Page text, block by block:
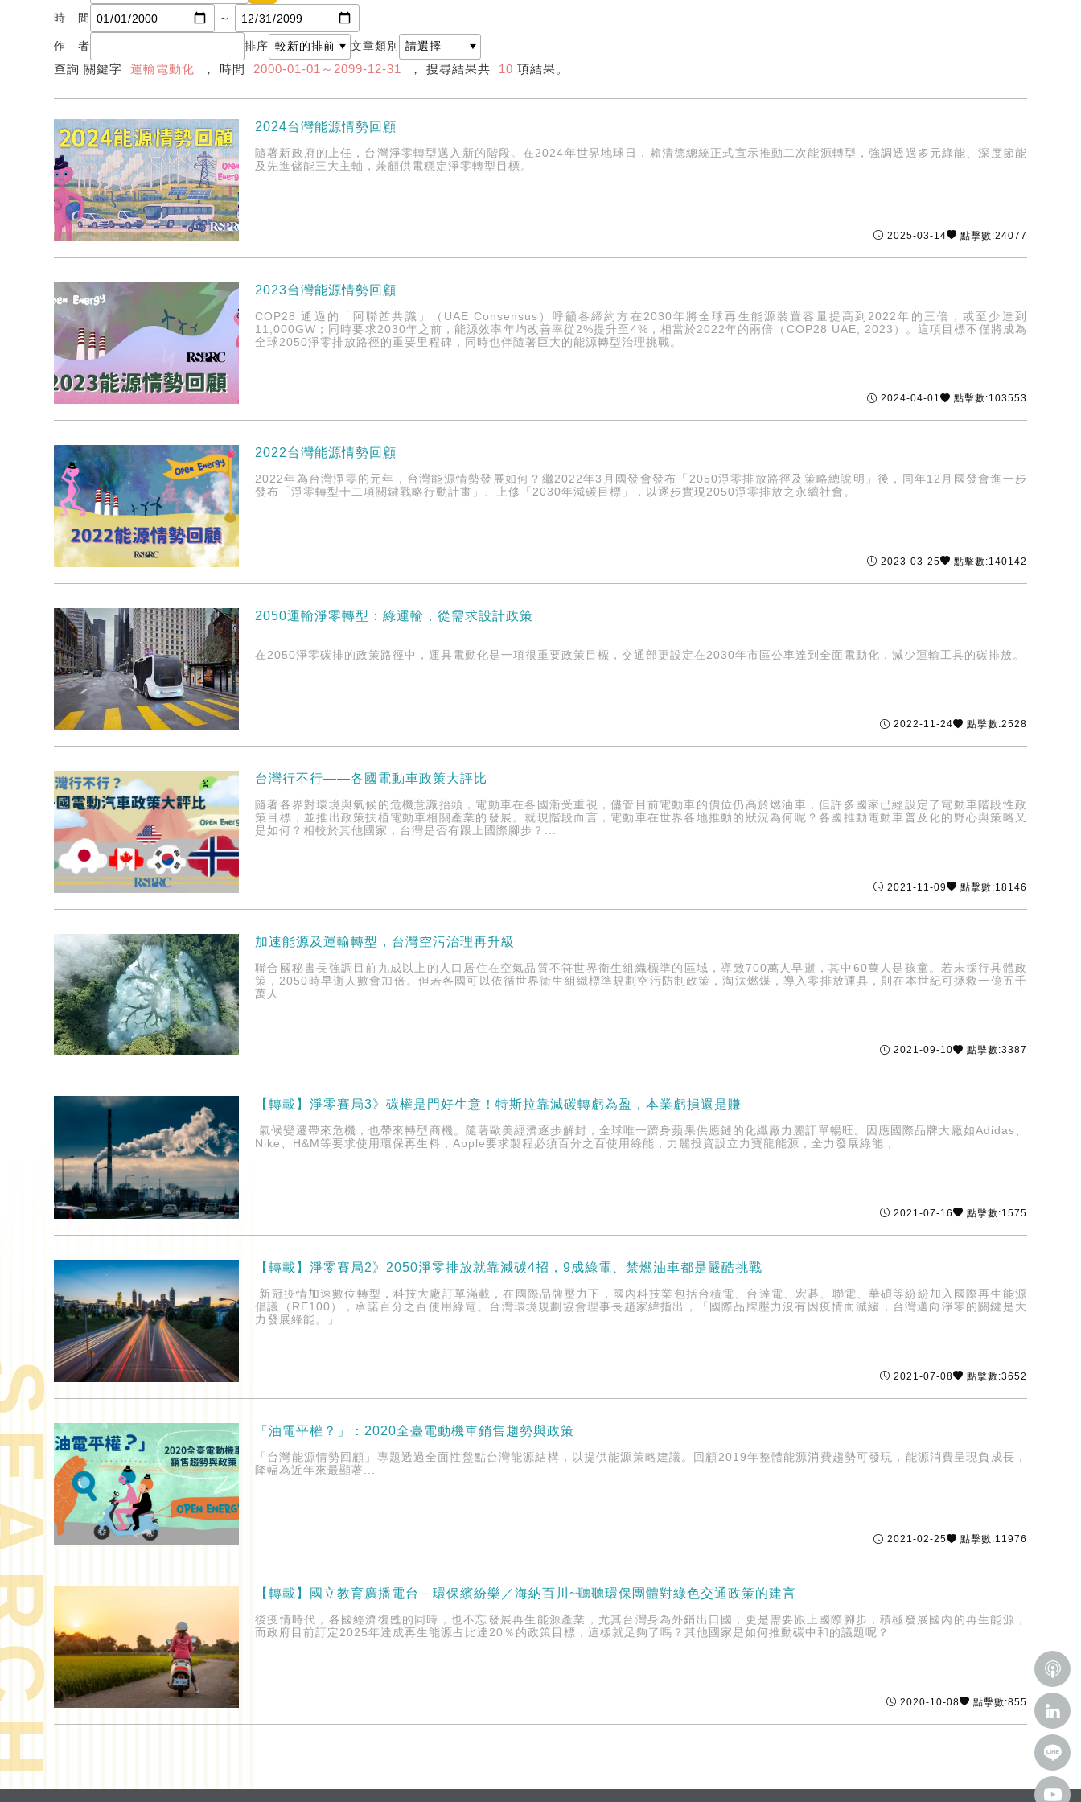
時 間 ～
作 者 排序 文章類別
查詢 關鍵字運輸電動化 ， 時間 2000-01-01～2099-12-31 ， 搜尋結果共 10 項結果。
2024台灣能源情勢回顧
隨著新政府的上任，台灣淨零轉型邁入新的階段。在2024年世界地球日，賴清德總統正式宣示推動二次能源轉型，強調透過多元綠能、深度節能
及先進儲能三大主軸，兼顧供電穩定淨零轉型目標。
2025-03-14 點擊數:24077
2023台灣能源情勢回顧
COP28 通過的「阿聯酋共識」（UAE Consensus）呼籲各締約方在2030年將全球再生能源裝置容量提高到2022年的三倍，或至少達到
11,000GW；同時要求2030年之前，能源效率年均改善率從2%提升至4%，相當於2022年的兩倍（COP28 UAE, 2023）。這項目標不僅將成為
全球2050淨零排放路徑的重要里程碑，同時也伴隨著巨大的能源轉型治理挑戰。
2024-04-01 點擊數:103553
2022台灣能源情勢回顧
2022年為台灣淨零的元年，台灣能源情勢發展如何？繼2022年3月國發會發布「2050淨零排放路徑及策略總說明」後，同年12月國發會進一步
發布「淨零轉型十二項關鍵戰略行動計畫」、上修「2030年減碳目標」，以逐步實現2050淨零排放之永續社會。
2023-03-25 點擊數:140142
2050運輸淨零轉型：綠運輸，從需求設計政策
在2050淨零碳排的政策路徑中，運具電動化是一項很重要政策目標，交通部更設定在2030年市區公車達到全面電動化，減少運輸工具的碳排放。
2022-11-24 點擊數:2528
台灣行不行——各國電動車政策大評比
隨著各界對環境與氣候的危機意識抬頭，電動車在各國漸受重視，儘管目前電動車的價位仍高於燃油車，但許多國家已經設定了電動車階段性政
策目標，並推出政策扶植電動車相關產業的發展。就現階段而言，電動車在世界各地推動的狀況為何呢？各國推動電動車普及化的野心與策略又
是如何？相較於其他國家，台灣是否有跟上國際腳步？...
2021-11-09 點擊數:18146
加速能源及運輸轉型，台灣空污治理再升級
聯合國秘書長強調目前九成以上的人口居住在空氣品質不符世界衛生組織標準的區域，導致700萬人早逝，其中60萬人是孩童。若未採行具體政
策，2050時早逝人數會加倍。但若各國可以依循世界衛生組織標準規劃空污防制政策，淘汰燃煤，導入零排放運具，則在本世紀可拯救一億五千
萬人
2021-09-10 點擊數:3387
【轉載】淨零賽局3》碳權是門好生意！特斯拉靠減碳轉虧為盈，本業虧損還是賺
氣候變遷帶來危機，也帶來轉型商機。隨著歐美經濟逐步解封，全球唯一躋身蘋果供應鏈的化纖廠力麗訂單暢旺。因應國際品牌大廠如Adidas、
Nike、H&M等要求使用環保再生料，Apple要求製程必須百分之百使用綠能，力麗投資設立力寶龍能源，全力發展綠能，
2021-07-16 點擊數:1575
【轉載】淨零賽局2》2050淨零排放就靠減碳4招，9成綠電、禁燃油車都是嚴酷挑戰
新冠疫情加速數位轉型，科技大廠訂單滿載，在國際品牌壓力下，國內科技業包括台積電、台達電、宏碁、聯電、華碩等紛紛加入國際再生能源
倡議（RE100），承諾百分之百使用綠電。台灣環境規劃協會理事長趙家緯指出，「國際品牌壓力沒有因疫情而減緩，台灣邁向淨零的關鍵是大
力發展綠能。」
2021-07-08 點擊數:3652
「油電平權？」：2020全臺電動機車銷售趨勢與政策
「台灣能源情勢回顧」專題透過全面性盤點台灣能源結構，以提供能源策略建議。回顧2019年整體能源消費趨勢可發現，能源消費呈現負成長，
降幅為近年來最顯著...
2021-02-25 點擊數:11976
【轉載】國立教育廣播電台－環保繽紛樂／海納百川~聽聽環保團體對綠色交通政策的建言
後疫情時代，各國經濟復甦的同時，也不忘發展再生能源產業，尤其台灣身為外銷出口國，更是需要跟上國際腳步，積極發展國內的再生能源，
而政府目前訂定2025年達成再生能源占比達20％的政策目標，這樣就足夠了嗎？其他國家是如何推動碳中和的議題呢？
2020-10-08 點擊數:855